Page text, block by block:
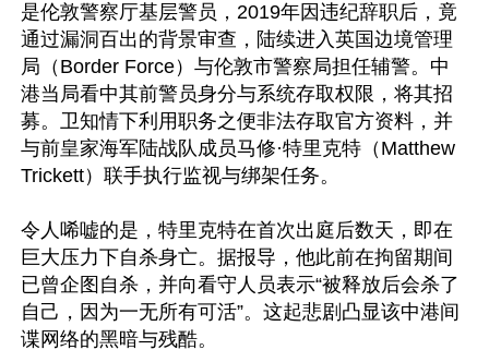
是伦敦警察厅基层警员，2019年因违纪辞职后，竟
通过漏洞百出的背景审查，陆续进入英国边境管理
局（Border Force）与伦敦市警察局担任辅警。中
港当局看中其前警员身分与系统存取权限，将其招
募。卫知情下利用职务之便非法存取官方资料，并
与前皇家海军陆战队成员马修·特里克特（Matthew
Trickett）联手执行监视与绑架任务。
令人唏嘘的是，特里克特在首次出庭后数天，即在
巨大压力下自杀身亡。据报导，他此前在拘留期间
已曾企图自杀，并向看守人员表示“被释放后会杀了
自己，因为一无所有可活”。这起悲剧凸显该中港间
谍网络的黑暗与残酷。